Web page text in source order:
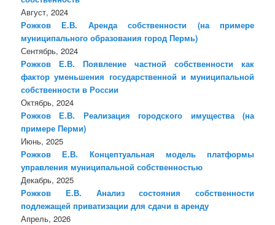
Август, 2024
Рожков Е.В. Аренда собственности (на примере
муниципального образования город Пермь)
Сентябрь, 2024
Рожков Е.В. Появление частной собственности как
фактор уменьшения государственной и муниципальной
собственности в России
Октябрь, 2024
Рожков Е.В. Реализация городского имущества (на
примере Перми)
Июнь, 2025
Рожков Е.В. Концептуальная модель платформы
управления муниципальной собственностью
Декабрь, 2025
Рожков Е.В. Анализ состояния собственности
подлежащей приватизации для сдачи в аренду
Апрель, 2026